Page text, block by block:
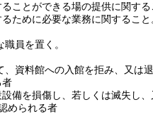
ことができる場の提供に関する
ために必要な業務に関すること
員を置く。
資料館への入館を拒み、又は
者
備を損傷し、若しくは滅失し
められる者